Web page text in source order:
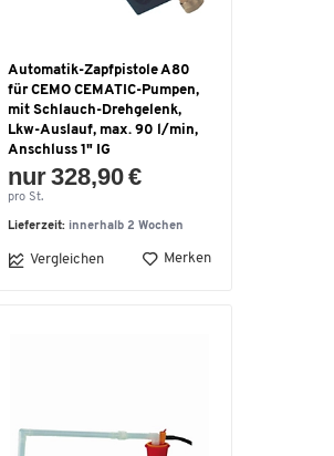
Automatik-Zapfpistole A80
für CEMO CEMATIC-Pumpen,
mit Schlauch-Drehgelenk,
Lkw-Auslauf, max. 90 l/min,
Anschluss 1" IG
nur 328,90 €
pro St.
Lieferzeit: innerhalb 2 Wochen
Vergleichen Merken